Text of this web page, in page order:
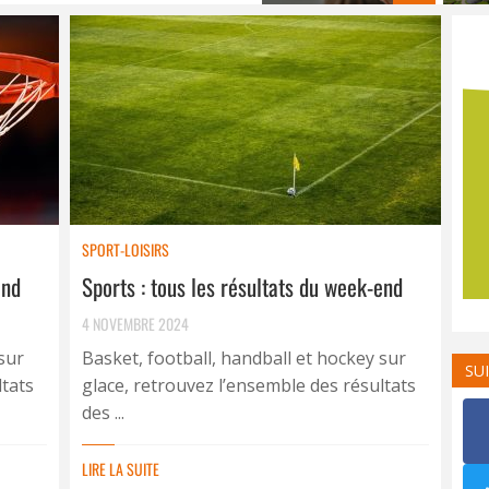
SPORT-LOISIRS
Sports : tous les résultats du week-end
4 NOVEMBRE 2024
Basket, football, handball et hockey sur
glace, retrouvez l’ensemble des résultats
des ...
LIRE LA SUITE